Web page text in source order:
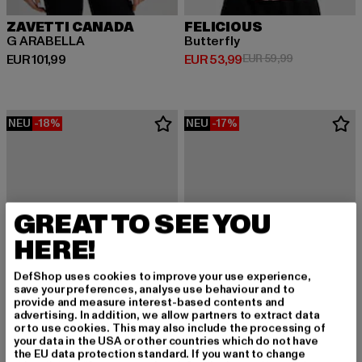
ZAVETTI CANADA
G ARABELLA
EUR 101,99
Derzeitiger Preis: EUR 101,99
FELICIOUS
Butterfly
EUR 53,99
Derzeitiger Preis: EUR 53,99
EUR 59,99Aktionspreis:
NEU -18% NEU -17%
GREAT TO SEE YOU
HERE!
DefShop uses cookies to improve your use experience,
save your preferences, analyse use behaviour and to
provide and measure interest-based contents and
advertising. In addition, we allow partners to extract data
or to use cookies. This may also include the processing of
your data in the USA or other countries which do not have
the EU data protection standard. If you want to change